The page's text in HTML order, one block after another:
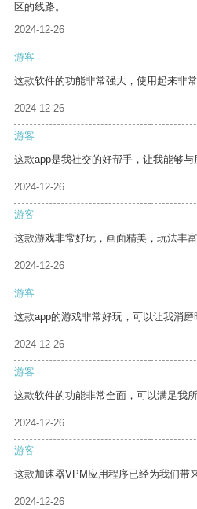
区的线路。
2024-12-26
游客
这款软件的功能非常强大，使用起来非常
2024-12-26
游客
这款app是我社交的好帮手，让我能够与
2024-12-26
游客
这款游戏非常好玩，画面精美，玩法丰富
2024-12-26
游客
这款app的游戏非常好玩，可以让我消磨
2024-12-26
游客
这款软件的功能非常全面，可以满足我所
2024-12-26
游客
这款加速器VPM应用程序已经为我们带
2024-12-26